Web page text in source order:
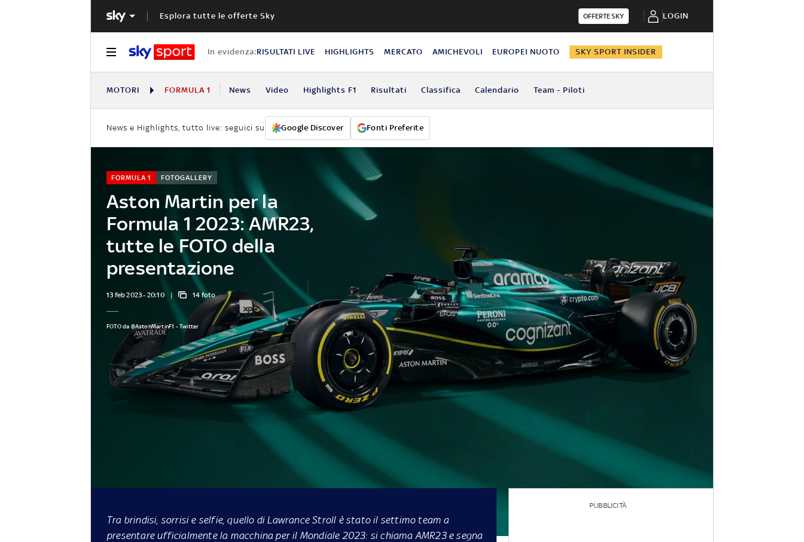
Esplora tutte le offerte Sky OFFERTE SKY LOGIN
In evidenza:RISULTATI LIVE HIGHLIGHTS MERCATO AMICHEVOLI EUROPEI NUOTO SKY SPORT INSIDER
MOTORI FORMULA 1 News Video Highlights F1 Risultati Classifica Calendario Team - Piloti
News e Highlights, tutto live: seguici su Google Discover Fonti Preferite
Aston Martin per la
Formula 1 2023: AMR23,
tutte le FOTO della
presentazione
FORMULA 1 FOTOGALLERY
13 feb 2023 - 20:10 14 foto
FOTO da @AstonMartinF1 - Twitter
Tra brindisi, sorrisi e selfie, quello di Lawrance Stroll è stato il settimo team a
presentare ufficialmente la macchina per il Mondiale 2023: si chiama AMR23 e segna
PUBBLICITÀ